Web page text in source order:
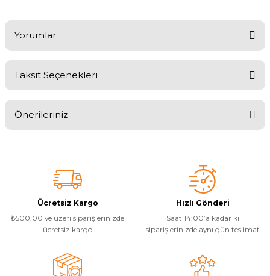
Kartuş Filtreler
Kuvars Cam
Olimpik Havuz
Yangın Pompası
Yorumlar
Taksit Seçenekleri
Önerileriniz
Görüş ve önerileriniz için teşekkür ederiz.
Ürün resmi kalitesiz, bozuk veya görüntülenemiyor.
Ürün açıklamasında eksik bilgiler bulunuyor.
Ürün bilgilerinde hatalar bulunuyor.
Ürün fiyatı diğer sitelerden daha pahalı.
Bu ürüne benzer farklı alternatifler olmalı.
Ücretsiz Kargo
₺500,00 ve üzeri siparişlerinizde
ücretsiz kargo
Hızlı Gönderi
Saat 14:00’a kadar ki
siparişlerinizde aynı gün teslimat